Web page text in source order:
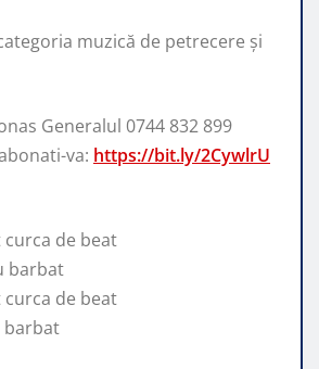
muzică de petrecere și
Generalul 0744 832 899
va: https://bit.ly/2CywlrU
curca de beat
barbat
curca de beat
barbat